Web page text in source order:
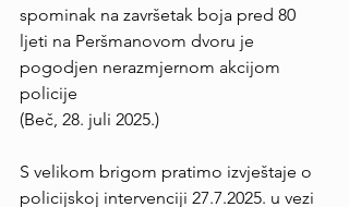
spominak na završetak boja pred 80
ljeti na Peršmanovom dvoru je
pogodjen nerazmjernom akcijom
policije
(Beč, 28. juli 2025.)
S velikom brigom pratimo izvještaje o
policijskoj intervenciji 27.7.2025. u vezi